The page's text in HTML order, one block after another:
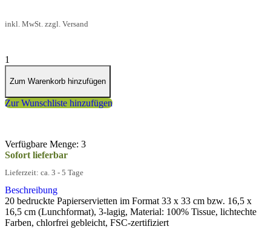
inkl. MwSt. zzgl. Versand
1
Zum Warenkorb hinzufügen
Zur Wunschliste hinzufügen
Verfügbare Menge: 3
Sofort lieferbar
Lieferzeit: ca. 3 - 5 Tage
Beschreibung
20 bedruckte Papierservietten im Format 33 x 33 cm bzw. 16,5 x
16,5 cm (Lunchformat), 3-lagig, Material: 100% Tissue, lichtechte
Farben, chlorfrei gebleicht, FSC-zertifiziert